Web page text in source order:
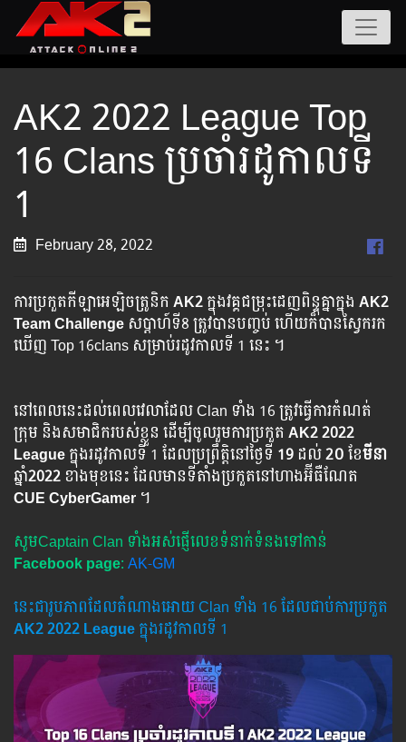
AK2 2022 League Top
16 Clans ប្រចាំរដូកាលទី
1
February 28, 2022
ការប្រកួតកីឡាអេឡិចត្រូនិកAK2ក្នុងវគ្គជម្រុះដេញពិន្ទុគ្នាក្នុង AK2
Team Challenge សប្ដាហ៍ទី8 ត្រូវបានបញ្ចប់ ហើយក៏បានស្វែករក
ឃើញ Top 16clans សម្រាប់រដូវកាលទី 1 នេះ ។
នៅពេលនេះដល់ពេលវេលាដែល Clan ទាំង 16 ត្រូវធ្វើការកំណត់
ក្រុម និងសមាជិករបស់ខ្លួន ដើម្បីចូលរួមការប្រកួតAK2 2022
Leagueក្នុងរដូវកាលទី 1 ដែលប្រព្រឹត្តិនៅថ្ងៃទី 19 ដល់2០ខែមីនា
ឆ្នាំ2022 ខាងមុខនេះ ដែលមានទីតាំងប្រកួតនៅហាងអ៊ីធឺណែត
CUE CyberGamer ។
សូមCaptain Clan ទាំងអស់ផ្ញើលេខទំនាក់ទំនងទៅកាន់
Facebook page:AK-GM
នេះជារូបភាពដែលតំណាងអោយ Clan ទាំង 16 ដែលជាប់ការប្រកួត
AK2 2022 Leagueក្នុងរដូវកាលទី 1